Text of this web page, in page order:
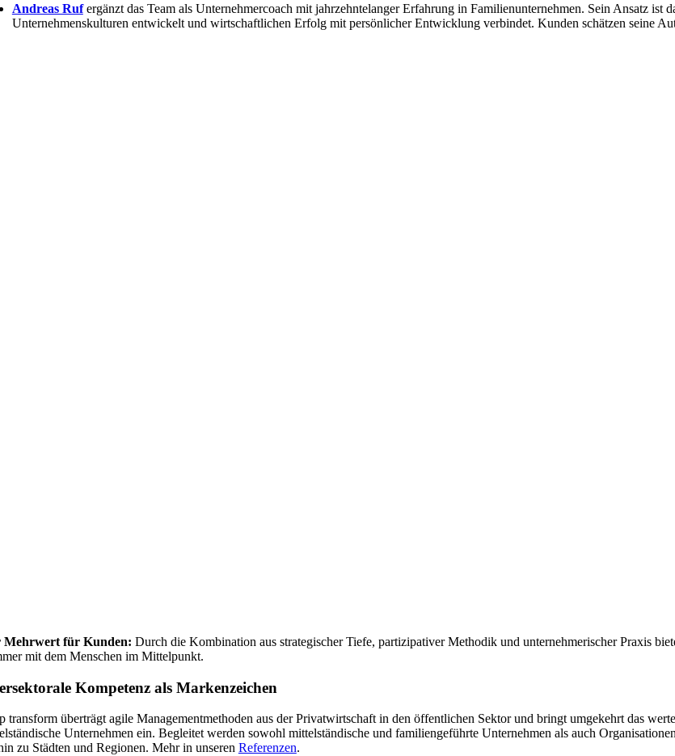
Andreas Rufergänzt das Team als Unternehmercoach mit jahrzehntelanger Erfahrung in Familienunternehmen. Sein Ansatz ist
Unternehmenskulturen entwickelt und wirtschaftlichen Erfolg mit persönlicher Entwicklung verbindet. Kunden schätzen seine
Mehrwert für Kunden: Durch die Kombination aus strategischer Tiefe, partizipativer Methodik und unternehmerischer Praxis
mit dem Menschen im Mittelpunkt.
Kompetenz als Markenzeichen
transform überträgt agile Managementmethoden aus der Privatwirtschaft in den öffentlichen Sektor und bringt umgekehrt das
Unternehmen ein. Begleitet werden sowohl mittelständische und familiengeführte Unternehmen als auch
zu Städten und Regionen. Mehr in unseren Referenzen.